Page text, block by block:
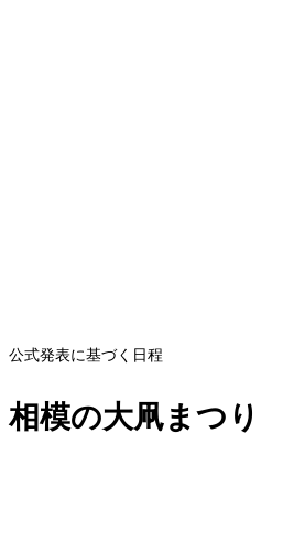
公式発表に基づく日程
相模の大凧まつり